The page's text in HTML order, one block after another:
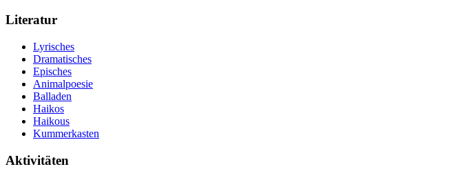
Literatur
Lyrisches
Dramatisches
Episches
Animalpoesie
Balladen
Haikos
Haikous
Kummerkasten
Aktivitäten